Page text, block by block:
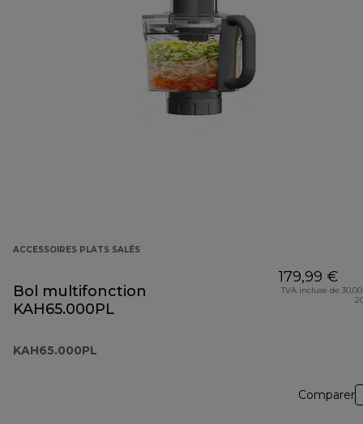
ACCESSOIRES PLATS SALÉS
Bol multifonction
KAH65.000PL
KAH65.000PL
179,99 €
TVA incluse de
Comparer